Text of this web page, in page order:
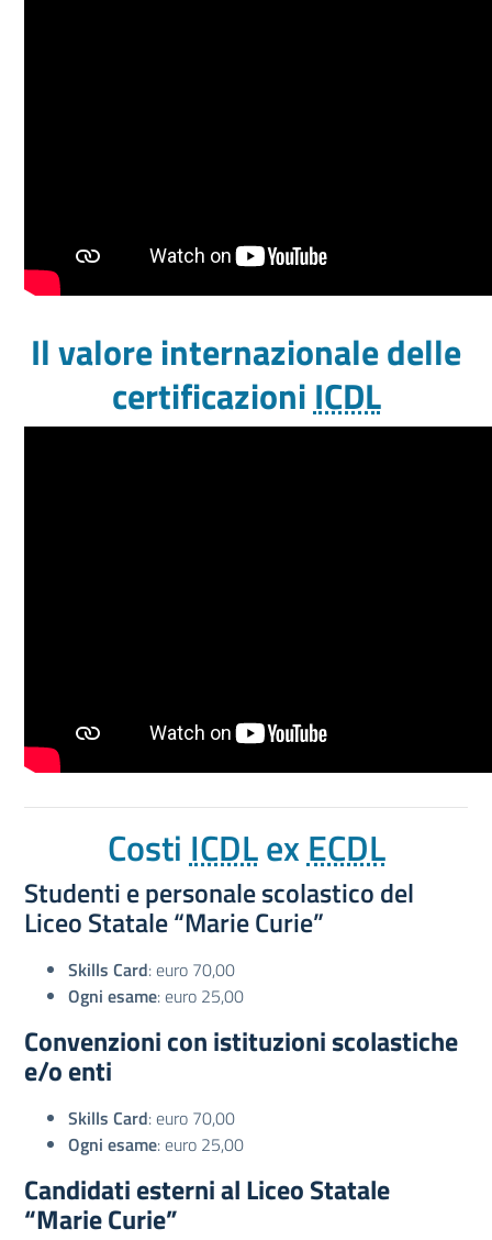
Il valore internazionale delle
certificazioni ICDL
Costi ICDLex ECDL
Studenti e personale scolastico del
Liceo Statale “Marie Curie”
Skills Card: euro 70,00
Ogni esame: euro 25,00
Convenzioni con istituzioni scolastiche
e/o enti
Skills Card: euro 70,00
Ogni esame: euro 25,00
Candidati esterni al Liceo Statale
“Marie Curie”